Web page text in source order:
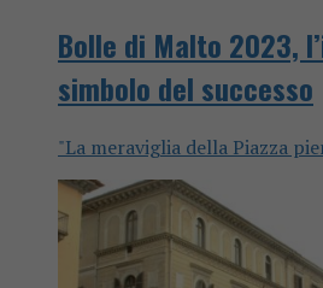
Bolle di Malto 2023,
simbolo del successo
"La meraviglia della Piazza